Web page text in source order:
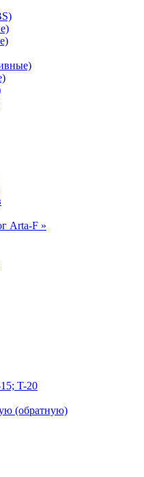
Arta-F »
T-20
(обратную)